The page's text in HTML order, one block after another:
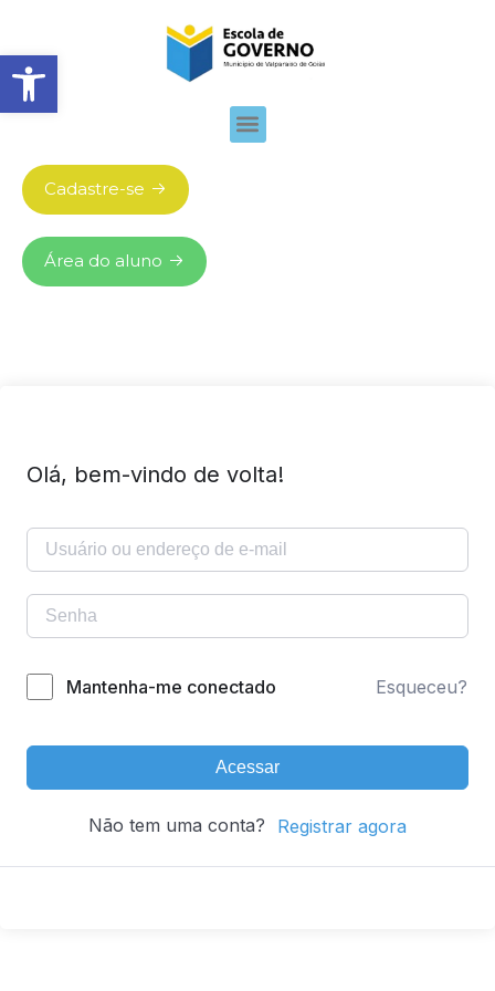
Abrir barra de ferramentas
Cadastre-se
Área do aluno
Olá, bem-vindo de volta!
Mantenha-me conectado Esqueceu?
Acessar
Não tem uma conta? Registrar agora